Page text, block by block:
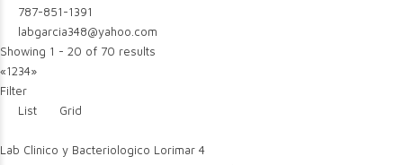
787-851-1391
labgarcia348@yahoo.com
Showing 1 - 20 of 70 results
«1234»
Filter
List
Grid
Lab Clinico y Bacteriologico Lorimar 4